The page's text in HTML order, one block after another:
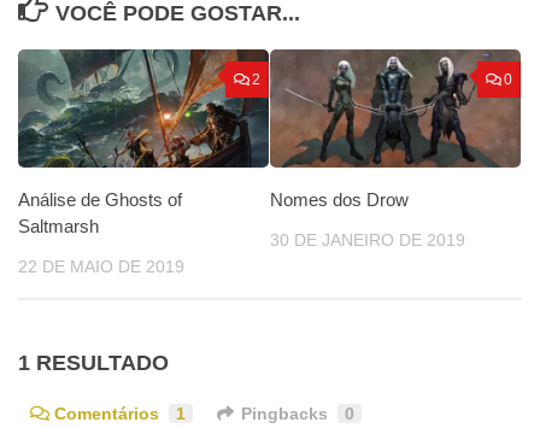
VOCÊ PODE GOSTAR...
2
Análise de Ghosts of
Saltmarsh
22 DE MAIO DE 2019
0
Nomes dos Drow
30 DE JANEIRO DE 2019
1 RESULTADO
Comentários 1 Pingbacks 0